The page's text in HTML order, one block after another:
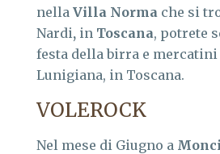
nella Villa Norma che si
Nardi, in Toscana, potrete
festa della birra e
Lunigiana, in Toscana.
VOLEROCK
Nel mese di Giugno a